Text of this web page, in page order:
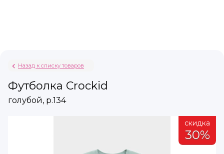
Назад к списку товаров
Футболка Crockid
голубой, р.134
скидка
30%